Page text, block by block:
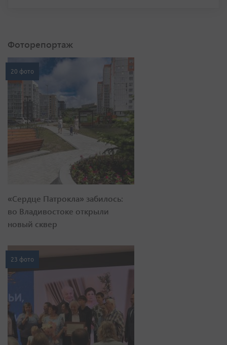
Фоторепортаж
20 фото
«Сердце Патрокла» забилось:
во Владивостоке открыли
новый сквер
23 фото